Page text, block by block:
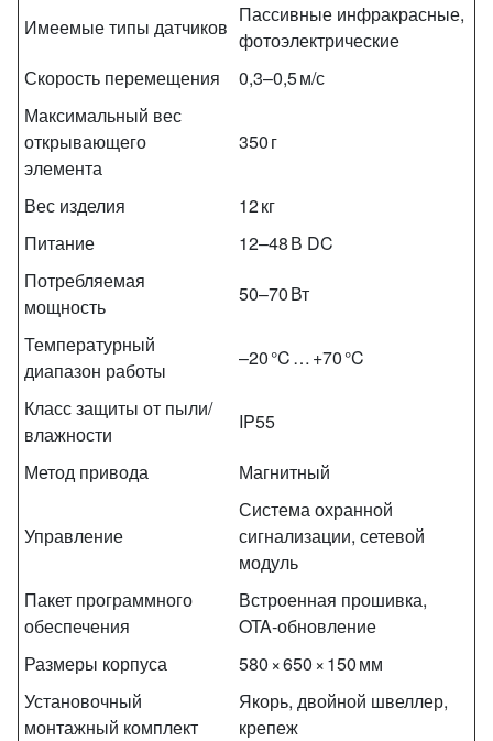
Имеемые типы датчиков
Пассивные инфракрасные,
фотоэлектрические
Скорость перемещения
0,3–0,5 м/с
Максимальный вес
открывающего
элемента
350 г
Вес изделия
12 кг
Питание
12–48 В DC
Потребляемая
мощность
50–70 Вт
Температурный
диапазон работы
–20 °C … +70 °C
Класс защиты от пыли/
влажности
IP55
Метод привода
Магнитный
Управление
Система охранной
сигнализации, сетевой
модуль
Пакет программного
обеспечения
Встроенная прошивка,
OTA‑обновление
Размеры корпуса
580 × 650 × 150 мм
Установочный
монтажный комплект
Якорь, двойной швеллер,
крепеж